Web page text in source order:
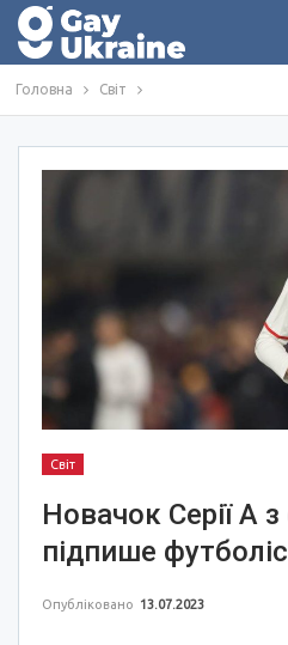
Головна Світ
Світ
Новачок Серії А
підпише
Опубліковано 13.07.2023